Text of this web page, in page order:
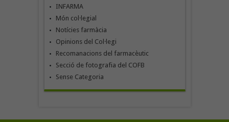
INFARMA
Món col·legial
Notícies farmàcia
Opinions del Col·legi
Recomanacions del farmacèutic
Secció de fotografia del COFB
Sense Categoria